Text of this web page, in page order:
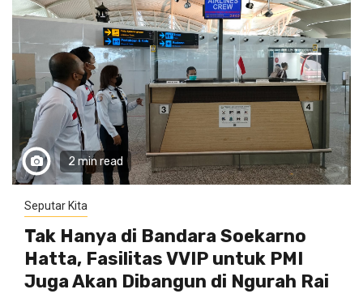
2 min read
Seputar Kita
Tak Hanya di Bandara Soekarno
Hatta, Fasilitas VVIP untuk PMI
Juga Akan Dibangun di Ngurah Rai